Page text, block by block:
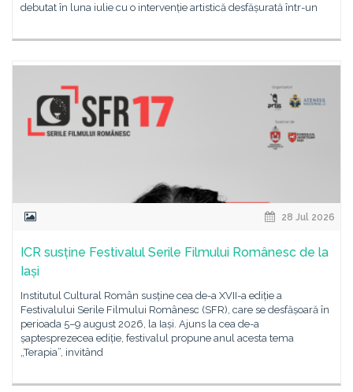
debutat în luna iulie cu o intervenție artistică desfășurată într-un
28 Jul 2026
ICR susține Festivalul Serile Filmului Românesc de la
Iași
Institutul Cultural Român susține cea de-a XVII-a ediție a
Festivalului Serile Filmului Românesc (SFR), care se desfășoară în
perioada 5–9 august 2026, la Iași. Ajuns la cea de-a
șaptesprezecea ediție, festivalul propune anul acesta tema
„Terapia”, invitând